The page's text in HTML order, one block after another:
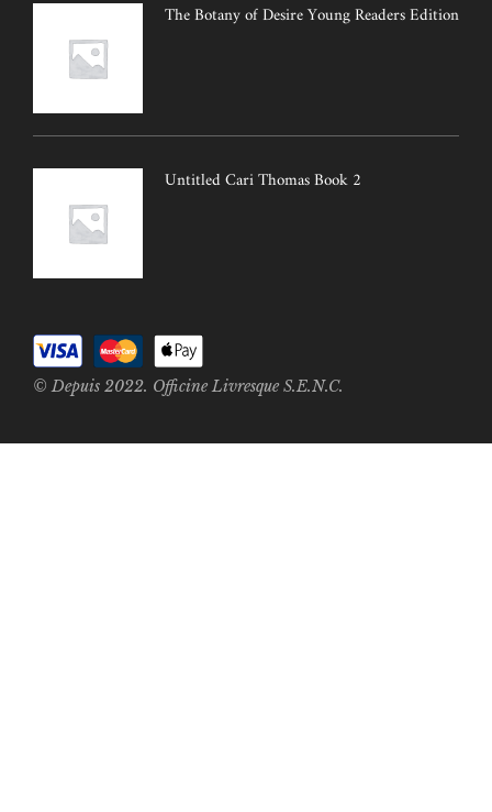
The Botany of Desire Young Readers Edition
Untitled Cari Thomas Book 2
© Depuis 2022. Officine Livresque S.E.N.C.